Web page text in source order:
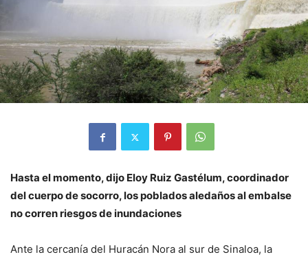
Hasta el momento, dijo Eloy Ruiz Gastélum, coordinador
del cuerpo de socorro, los poblados aledaños al embalse
no corren riesgos de inundaciones
Ante la cercanía del Huracán Nora al sur de Sinaloa, la